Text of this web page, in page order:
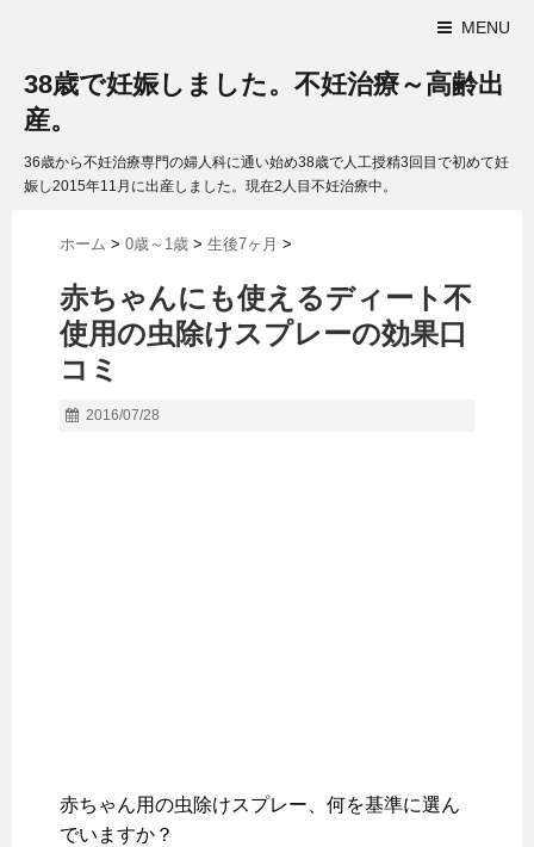
MENU
38歳で妊娠しました。不妊治療～高齢出
産。
36歳から不妊治療専門の婦人科に通い始め38歳で人工授精3回目で初めて妊
娠し2015年11月に出産しました。現在2人目不妊治療中。
ホーム > 0歳～1歳 > 生後7ヶ月 >
赤ちゃんにも使えるディート不
使用の虫除けスプレーの効果口
コミ
2016/07/28
赤ちゃん用の虫除けスプレー、何を基準に選ん
でいますか？